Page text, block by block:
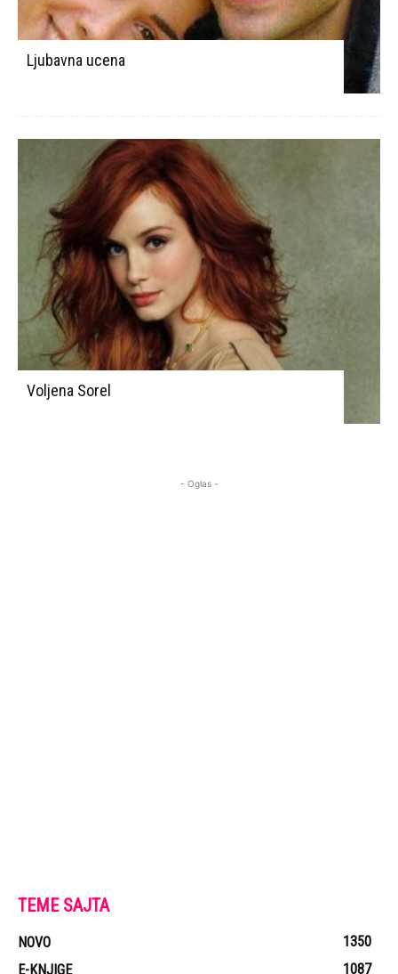
Ljubavna ucena
Voljena Sorel
- Oglas -
TEME SAJTA
NOVO
1350
E-KNJIGE
1087